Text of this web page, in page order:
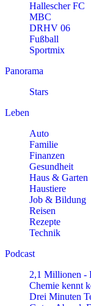
Hallescher FC
MBC
DRHV 06
Fußball
Sportmix
Panorama
Stars
Leben
Auto
Familie
Finanzen
Gesundheit
Haus & Garten
Haustiere
Job & Bildung
Reisen
Rezepte
Technik
Podcast
2,1 Millionen -
Chemie kennt
Drei Minuten